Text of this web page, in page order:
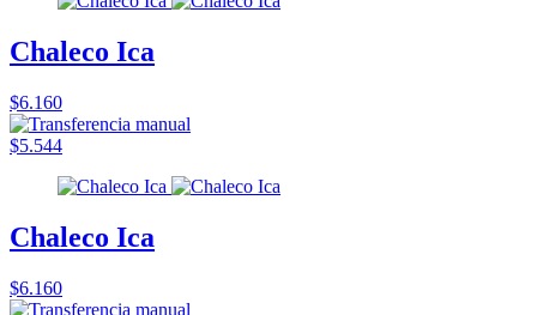
Chaleco Ica
$6.160
$5.544
Chaleco Ica
$6.160